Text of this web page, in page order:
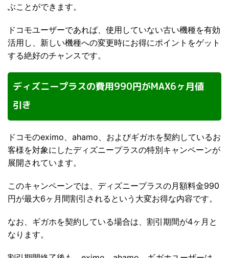
ぶことができます。
ドコモユーザーであれば、使用していない古い機種を有効
活用し、新しい機種への変更時にお得にポイントをゲット
する絶好のチャンスです。
ディズニープラスの費用990円がMAX6ヶ月値
引き
ドコモのeximo、ahamo、およびギガホを契約しているお
客様を対象にしたディズニープラスの特別キャンペーンが
展開されています。
このキャンペーンでは、ディズニープラスの月額料金990
円が最大6ヶ月間割引されるという大変お得な内容です。
なお、ギガホを契約している場合は、割引期間が4ヶ月と
なります。